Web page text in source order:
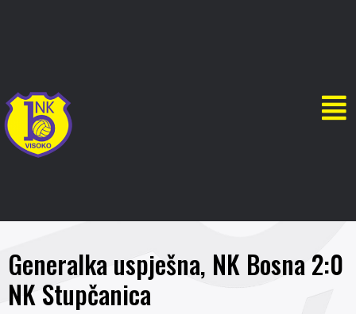
Generalka uspješna, NK Bosna 2:0
NK Stupčanica